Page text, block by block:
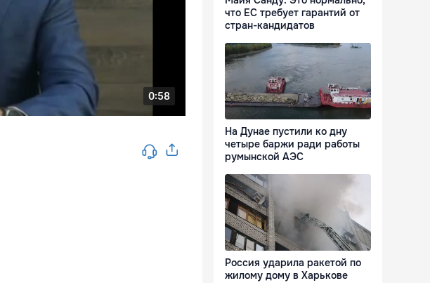
что ЕС требует гарантий от
стран-кандидатов
На Дунае пустили ко дну
четыре баржи ради работы
румынской АЭС
Россия ударила ракетой по
жилому дому в Харькове